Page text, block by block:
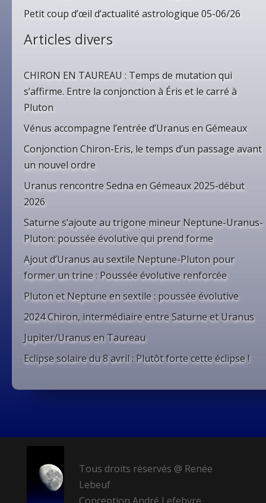
Petit coup d’œil d’actualité astrologique 05-06/26
Articles divers
CHIRON EN TAUREAU : Temps de mutation qui
s’affirme. Entre la conjonction à Éris et le carré à
Pluton
Vénus accompagne l’entrée d’Uranus en Gémeaux
Conjonction Chiron-Eris, le temps d’un passage avant
un nouvel ordre
Uranus rencontre Sedna en Gémeaux 2025-début
2026
Saturne s’ajoute au trigone mineur Neptune-Uranus-
Pluton: poussée évolutive qui prend forme
Ajout d’Uranus au sextile Neptune-Pluton pour
former un trine : Poussée évolutive renforcée
Pluton et Neptune en sextile : poussée évolutive
2024 Chiron, intermédiaire entre Saturne et Uranus
Jupiter/Uranus en Taureau
Eclipse solaire du 8 avril : Plutôt forte cette éclipse !
Tous droits réservés @ Renée
Lebeuf